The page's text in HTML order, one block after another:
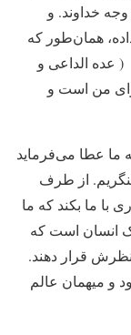
مائیم وجه خداوند. و
همان‌طور که
عده الداعی و
حلی‏، ص ۲۴۰) روزه برای من است و
ما عطا می‌فرماید
بنگریم. از طرف
با ما بکند که ما
یک انسان است که
قرار دهند.
و میهمان عالم